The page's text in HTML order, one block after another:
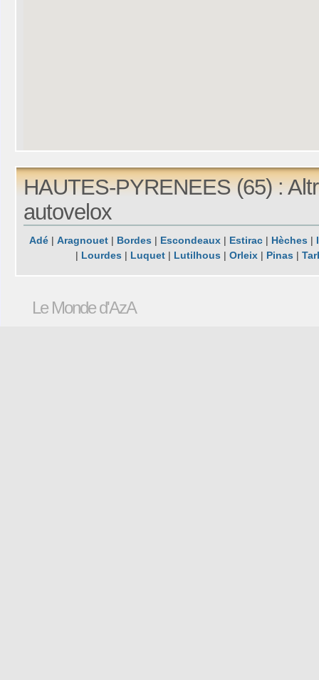
HAUTES-PYRENEES (65) :
autovelox
Adé| Aragnouet| Bordes | Escondeaux| Estirac| Hèches |
| Lourdes | Luquet | Lutilhous |Orleix | Pinas |
Le Monde d'AzA